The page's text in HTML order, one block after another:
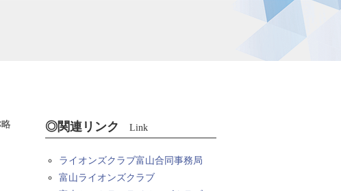
◎関連リンク Link
ライオンズクラブ富山合同事務局
富山ライオンズクラブ